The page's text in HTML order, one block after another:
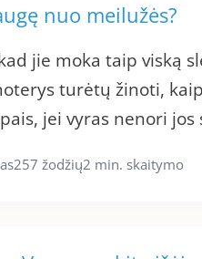
nuo meilužės?
jie moka taip viską
turėtų žinoti,
jei vyras nenori
257 žodžių2 min. skaitymo